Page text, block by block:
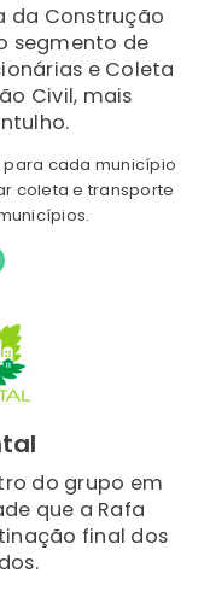
da Construção
segmento de
e Coleta
Civil, mais
cada município
coleta e transporte
do grupo em
que a Rafa
final dos